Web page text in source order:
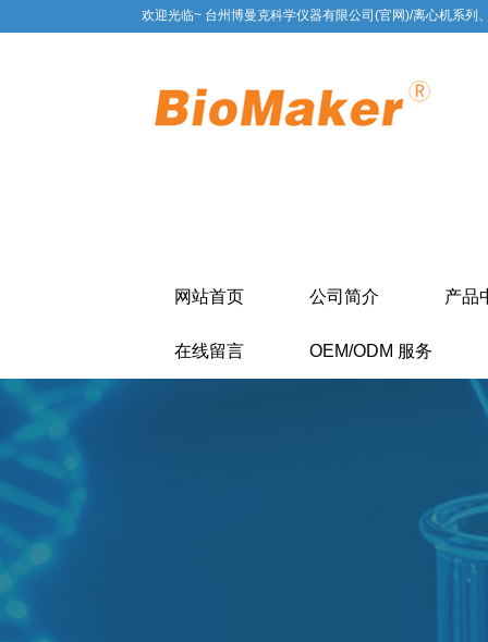
欢迎光临~ 台州博曼克科学仪器有限公司(官网)/离心机系列
网站首页 公司简介 产品
在线留言 OEM/ODM 服务